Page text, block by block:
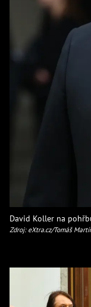
David Koller na
Zdroj: eXtra.cz/Tomáš